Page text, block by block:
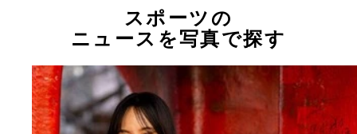
スポーツの
ニュースを写真で探す